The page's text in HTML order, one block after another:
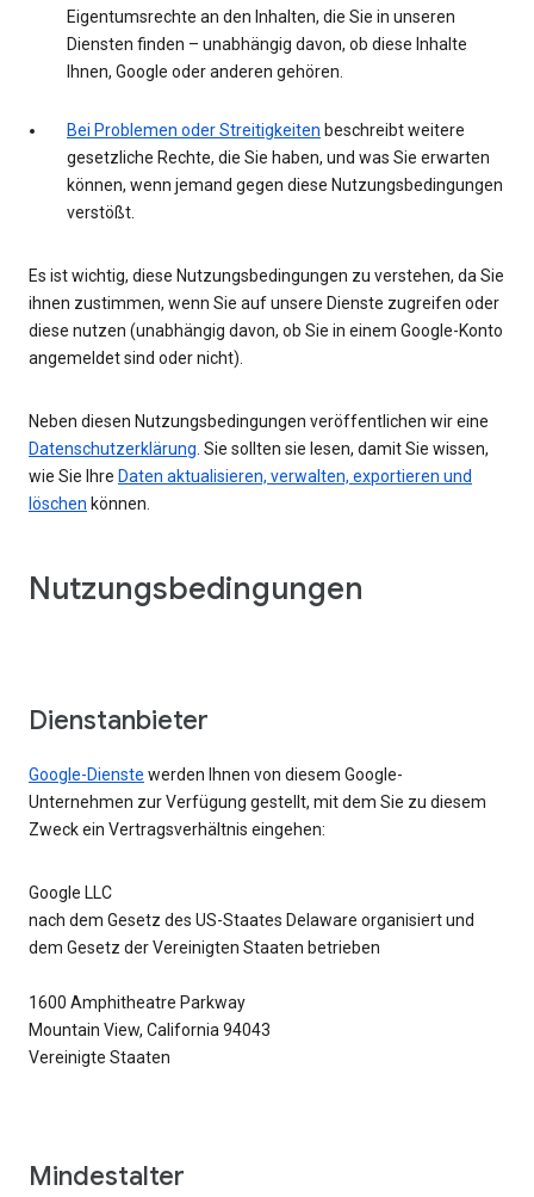
Eigentumsrechte an den Inhalten, die Sie in unseren
Diensten finden – unabhängig davon, ob diese Inhalte
Ihnen, Google oder anderen gehören.
Bei Problemen oder Streitigkeiten beschreibt weitere
gesetzliche Rechte, die Sie haben, und was Sie erwarten
können, wenn jemand gegen diese Nutzungsbedingungen
verstößt.
Es ist wichtig, diese Nutzungsbedingungen zu verstehen, da Sie
ihnen zustimmen, wenn Sie auf unsere Dienste zugreifen oder
diese nutzen (unabhängig davon, ob Sie in einem Google-Konto
angemeldet sind oder nicht).
Neben diesen Nutzungsbedingungen veröffentlichen wir eine
Datenschutzerklärung . Sie sollten sie lesen, damit Sie wissen,
wie Sie Ihre Daten aktualisieren, verwalten, exportieren und
löschen können.
Nutzungsbedingungen
Dienstanbieter
Google-Dienste werden Ihnen von diesem Google-
Unternehmen zur Verfügung gestellt, mit dem Sie zu diesem
Zweck ein Vertragsverhältnis eingehen:
Google LLC
nach dem Gesetz des US-Staates Delaware organisiert und
dem Gesetz der Vereinigten Staaten betrieben
1600 Amphitheatre Parkway
Mountain View, California 94043
Vereinigte Staaten
Mindestalter